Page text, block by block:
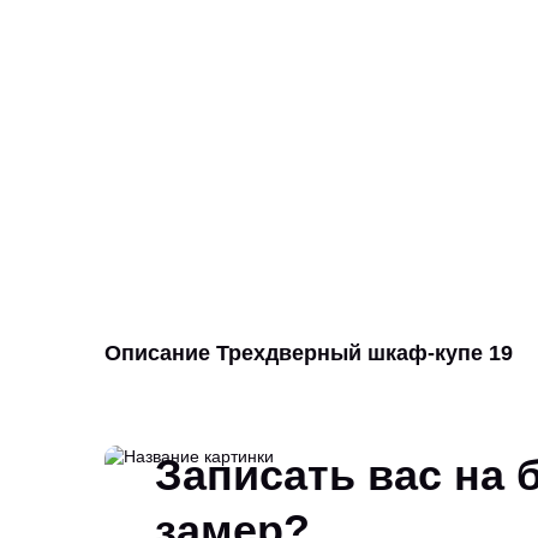
Описание Трехдверный шкаф-купе 19
Записать вас на